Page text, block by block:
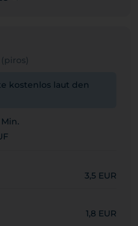
kostenlos laut den
3,5 EUR
1,8 EUR